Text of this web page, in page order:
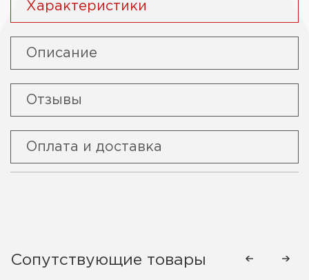
Характеристики
Описание
Отзывы
Оплата и доставка
Сопутствующие товары